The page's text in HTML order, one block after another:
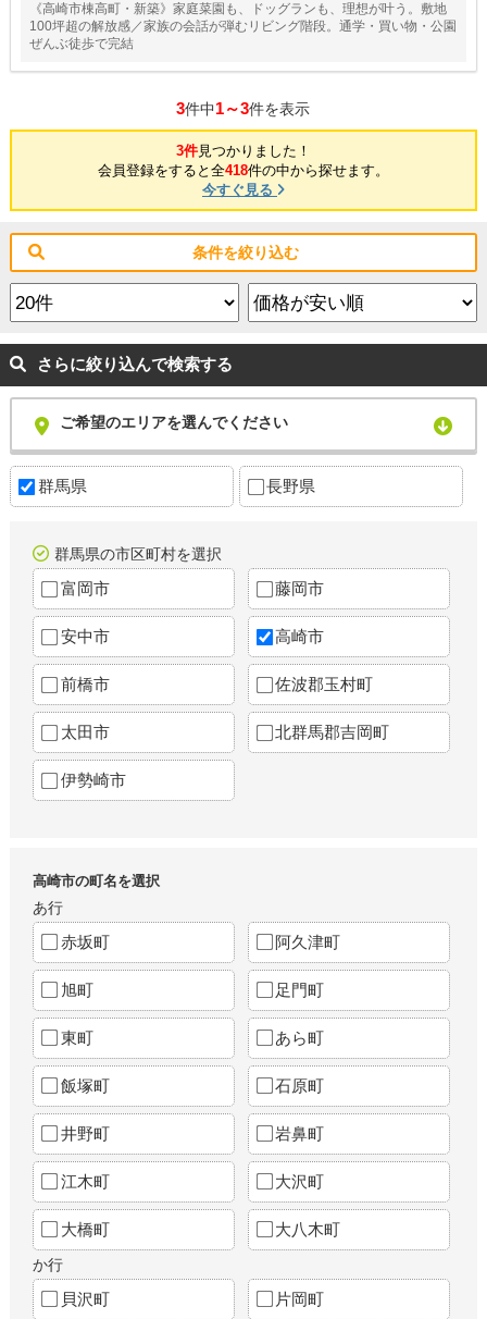
《高崎市棟高町・新築》家庭菜園も、ドッグランも、理想が叶う。敷地
100坪超の解放感／家族の会話が弾むリビング階段。通学・買い物・公園
ぜんぶ徒歩で完結
3件中1～3件を表示
3件見つかりました！
会員登録をすると全418件の中から探せます。
今すぐ見る
条件を絞り込む
さらに絞り込んで検索する
ご希望のエリアを選んでください
群馬県 長野県
群馬県の市区町村を選択
富岡市 藤岡市
安中市 高崎市
前橋市 佐波郡玉村町
太田市 北群馬郡吉岡町
伊勢崎市
高崎市の町名を選択
あ行
赤坂町 阿久津町
旭町 足門町
東町 あら町
飯塚町 石原町
井野町 岩鼻町
江木町 大沢町
大橋町 大八木町
か行
貝沢町 片岡町